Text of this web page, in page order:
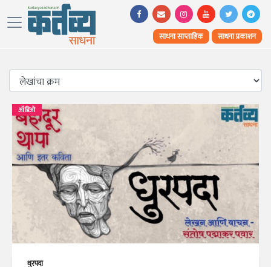
साधना साप्ताहिक साधना प्रकाशन
ऑडिओ
धुरपदा